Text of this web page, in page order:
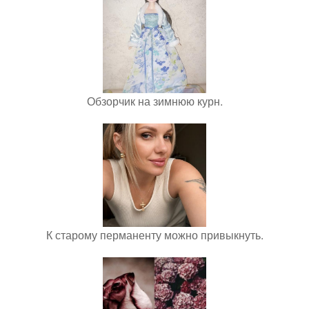
Обзорчик на зимнюю курн.
К старому перманенту можно привыкнуть.